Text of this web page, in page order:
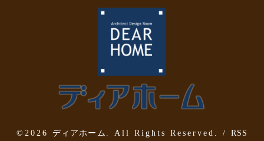
©2026 ディアホーム . All Rights Reserved. / RSS